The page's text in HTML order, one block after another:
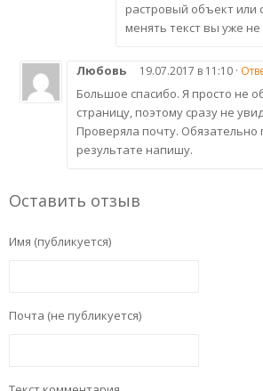
растровый объект или
менять текст вы уже
Любовь 19.07.2017 в 11:10 ·
Большое спасибо. Я просто не
страницу, поэтому сразу не
Проверяла почту.
результате напишу.
Оставить отзыв
Имя (публикуется)
Почта (не публикуется)